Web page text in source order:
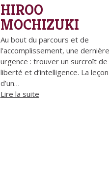
HIROO
MOCHIZUKI
Au bout du parcours et de
l’accomplissement, une dernière
urgence : trouver un surcroît de
liberté et d’intelligence. La leçon
d’un…
Lire la suite